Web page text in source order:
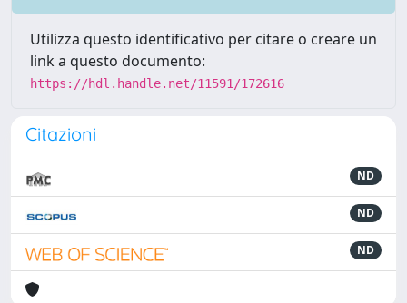
Utilizza questo identificativo per citare o creare un
link a questo documento:
https://hdl.handle.net/11591/172616
Citazioni
ND
ND
ND